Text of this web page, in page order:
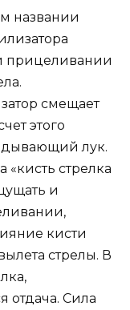
названии
прицеливании
смещает
этого
лук.
«кисть стрелка
и
кисти
стрелы. В
отдача. Сила